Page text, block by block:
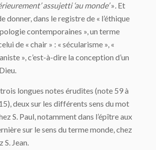
assujetti ‘au monde’». Et
donner, dans le registre de « l’éthique
contemporaines », un terme
de « chair » : « sécularisme », «
», c’est-à-dire la conception d’un
longues notes érudites (note 59 à
deux sur les différents sens du mot
S. Paul, notamment dans l’épître aux
sur le sens du terme monde, chez
S. Jean.